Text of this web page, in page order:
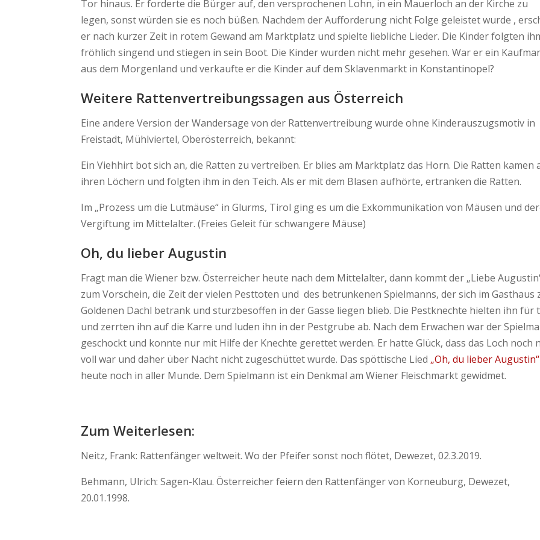
Tor hinaus. Er forderte die Bürger auf, den versprochenen Lohn, in ein Mauerloch an der Kirche zu
legen, sonst würden sie es noch büßen. Nachdem der Aufforderung nicht Folge geleistet wurde ,
er nach kurzer Zeit in rotem Gewand am Marktplatz und spielte liebliche Lieder. Die Kinder folgten
fröhlich singend und stiegen in sein Boot. Die Kinder wurden nicht mehr gesehen. War er ein
aus dem Morgenland und verkaufte er die Kinder auf dem Sklavenmarkt in Konstantinopel?
Weitere Rattenvertreibungssagen aus Österreich
Eine andere Version der Wandersage von der Rattenvertreibung wurde ohne Kinderauszugsmotiv in
Freistadt, Mühlviertel, Oberösterreich, bekannt:
Ein Viehhirt bot sich an, die Ratten zu vertreiben. Er blies am Marktplatz das Horn. Die Ratten kamen
ihren Löchern und folgten ihm in den Teich. Als er mit dem Blasen aufhörte, ertranken die Ratten.
Im „Prozess um die Lutmäuse“ in Glurms, Tirol ging es um die Exkommunikation von Mäusen und
Vergiftung im Mittelalter. (Freies Geleit für schwangere Mäuse)
Oh, du lieber Augustin
Fragt man die Wiener bzw. Österreicher heute nach dem Mittelalter, dann kommt der „Liebe
zum Vorschein, die Zeit der vielen Pesttoten und des betrunkenen Spielmanns, der sich im Gasthaus
Goldenen Dachl betrank und sturzbesoffen in der Gasse liegen blieb. Die Pestknechte hielten ihn für
und zerrten ihn auf die Karre und luden ihn in der Pestgrube ab. Nach dem Erwachen war der
geschockt und konnte nur mit Hilfe der Knechte gerettet werden. Er hatte Glück, dass das Loch noch
voll war und daher über Nacht nicht zugeschüttet wurde. Das spöttische Lied „Oh, du lieber Augustin“
heute noch in aller Munde. Dem Spielmann ist ein Denkmal am Wiener Fleischmarkt gewidmet.
Zum Weiterlesen:
Neitz, Frank: Rattenfänger weltweit. Wo der Pfeifer sonst noch flötet, Dewezet, 02.3.2019.
Behmann, Ulrich: Sagen-Klau. Österreicher feiern den Rattenfänger von Korneuburg, Dewezet,
20.01.1998.